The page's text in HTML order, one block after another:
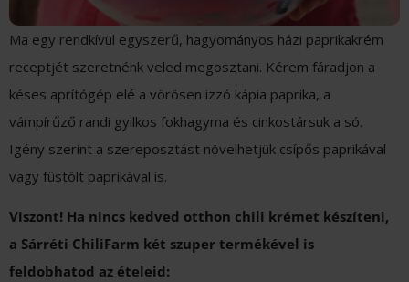
Ma egy rendkívül egyszerű, hagyományos házi paprikakrém
receptjét szeretnénk veled megosztani. Kérem fáradjon a
késes aprítógép elé a vörösen izzó kápia paprika, a
vámpírűző randi gyilkos fokhagyma és cinkostársuk a só.
Igény szerint a szereposztást növelhetjük csípős paprikával
vagy füstölt paprikával is.
Viszont! Ha nincs kedved otthon chili krémet készíteni,
a Sárréti ChiliFarm két szuper termékével is
feldobhatod az ételeid: